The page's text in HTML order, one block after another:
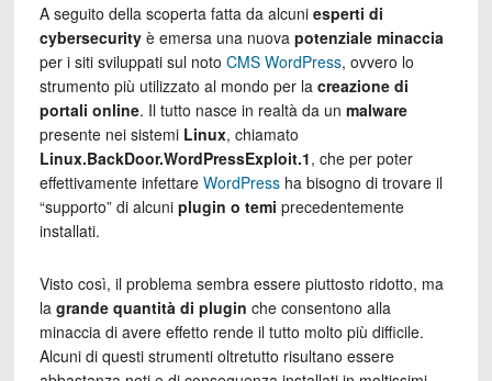
A seguito della scoperta fatta da alcuni esperti di
cybersecurityè emersa una nuova potenziale minaccia
per i siti sviluppati sul noto CMS WordPress, ovvero lo
strumento più utilizzato al mondo per la creazione di
portali online. Il tutto nasce in realtà da un malware
presente nei sistemi Linux, chiamato
Linux.BackDoor.WordPressExploit.1, che per poter
effettivamente infettare WordPressha bisogno di trovare il
“supporto” di alcuni plugin o temi precedentemente
installati.
Visto così, il problema sembra essere piuttosto ridotto, ma
la grande quantità di plugin che consentono alla
minaccia di avere effetto rende il tutto molto più difficile.
Alcuni di questi strumenti oltretutto risultano essere